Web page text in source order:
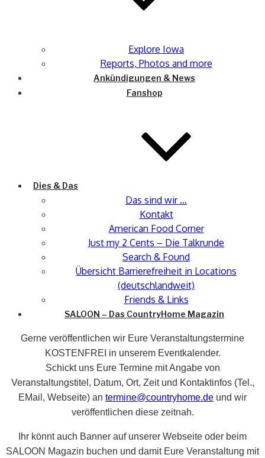
Explore Iowa
Reports, Photos and more
Ankündigungen & News
Fanshop
Dies & Das
Das sind wir …
Kontakt
American Food Corner
Just my 2 Cents – Die Talkrunde
Search & Found
Übersicht Barrierefreiheit in Locations
(deutschlandweit)
Friends & Links
SALOON – Das CountryHome Magazin
Gerne veröffentlichen wir Eure Veranstaltungstermine
KOSTENFREI in unserem Eventkalender.
Schickt uns Eure Termine mit Angabe von
Veranstaltungstitel, Datum, Ort, Zeit und Kontaktinfos (Tel.,
EMail, Webseite) an termine@countryhome.de und wir
veröffentlichen diese zeitnah.
Ihr könnt auch Banner auf unserer Webseite oder beim
SALOON Magazin buchen und damit Eure Veranstaltung mit